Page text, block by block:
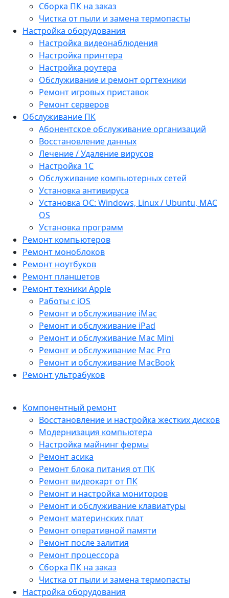
Сборка ПК на заказ
Чистка от пыли и замена термопасты
Настройка оборудования
Настройка видеонаблюдения
Настройка принтера
Настройка роутера
Обслуживание и ремонт оргтехники
Ремонт игровых приставок
Ремонт серверов
Обслуживание ПК
Абонентское обслуживание организаций
Восстановление данных
Лечение / Удаление вирусов
Настройка 1С
Обслуживание компьютерных сетей
Установка антивируса
Установка ОС: Windows, Linux / Ubuntu, МАС
OS
Установка программ
Ремонт компьютеров
Ремонт моноблоков
Ремонт ноутбуков
Ремонт планшетов
Ремонт техники Apple
Работы с iOS
Ремонт и обслуживание iMac
Ремонт и обслуживание iPad
Ремонт и обслуживание Mac Mini
Ремонт и обслуживание Mac Pro
Ремонт и обслуживание MacBook
Ремонт ультрабуков
Компонентный ремонт
Восстановление и настройка жестких дисков
Модернизация компьютера
Настройка майнинг фермы
Ремонт асика
Ремонт блока питания от ПК
Ремонт видеокарт от ПК
Ремонт и настройка мониторов
Ремонт и обслуживание клавиатуры
Ремонт материнских плат
Ремонт оперативной памяти
Ремонт после залития
Ремонт процессора
Сборка ПК на заказ
Чистка от пыли и замена термопасты
Настройка оборудования